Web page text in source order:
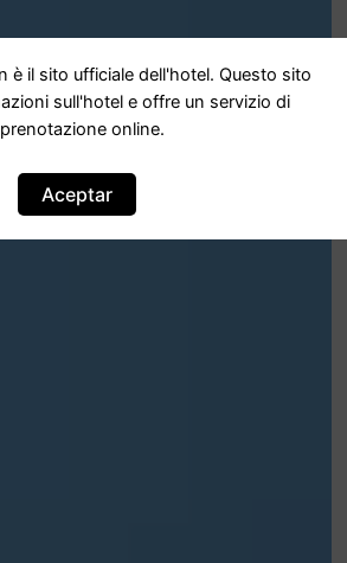
è il sito ufficiale dell'hotel. Questo sito
sull'hotel e offre un servizio di
prenotazione online.
Aceptar